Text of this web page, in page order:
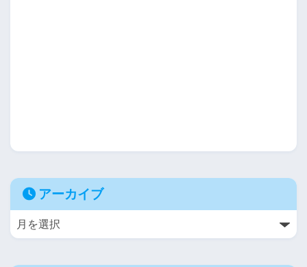
アーカイブ